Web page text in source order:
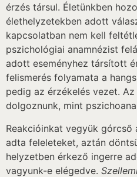
érzés társul. Életünkben
élethelyzetekben adott
kapcsolatban nem kell
pszichológiai anamnézist
adott eseményhez társított
felismerés folyamata a
pedig az érzékelés vezet.
dolgoznunk, mint
Reakcióinkat vegyük górcső
adta feleleteket, aztán
helyzetben érkező ingerre
vagyunk-e elégedve.